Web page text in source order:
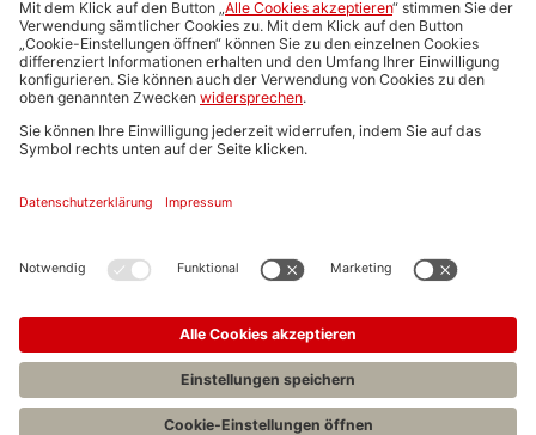
Produktübersicht
ALLGEMEIN
FAQs
Impressum
Stellenangebote C.H.BECK